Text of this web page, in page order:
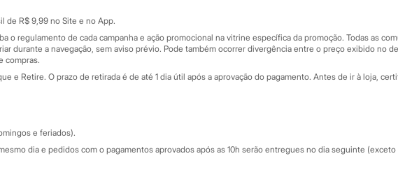
de R$ 9,99 no Site e no App.
o regulamento de cada campanha e ação promocional na vitrine específica da promoção. Todas as
durante a navegação, sem aviso prévio. Pode também ocorrer divergência entre o preço exibido no
compras.
e Retire. O prazo de retirada é de até 1 dia útil após a aprovação do pagamento. Antes de ir à loja,
e feriados).
dia e pedidos com o pagamentos aprovados após as 10h serão entregues no dia seguinte